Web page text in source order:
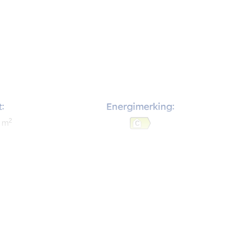
m2
Energimerking:
C